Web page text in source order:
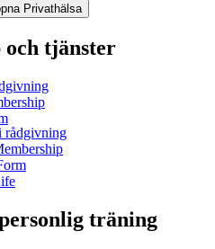
Privathälsa
och tjänster
rådgivning
träning